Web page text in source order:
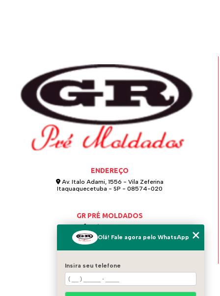
ENDEREÇO
Av. Italo Adami, 1556 - Vila Zeferina
Itaquaquecetuba - SP - 08574-020
GR PRÉ MOLDADOS
(11) 97124-6115
HOME
Olá! Fale agora pelo WhatsApp
Insira seu telefone